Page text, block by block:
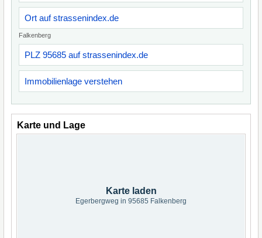
Ort auf strassenindex.de
Falkenberg
PLZ 95685 auf strassenindex.de
Immobilienlage verstehen
Karte und Lage
Karte laden
Egerbergweg in 95685 Falkenberg